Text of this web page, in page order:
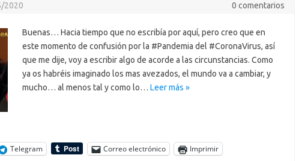
2020 0 comentarios
Buenas… Hacia tiempo que no escribía por aquí, pero creo que en
este momento de confusión por la #Pandemia del #CoronaVirus, así
que me dije, voy a escribir algo de acorde a las circunstancias. Como
ya os habréis imaginado los mas avezados, el mundo va a cambiar, y
mucho… al menos tal y como lo… Leer más »
Telegram Correo electrónico Imprimir